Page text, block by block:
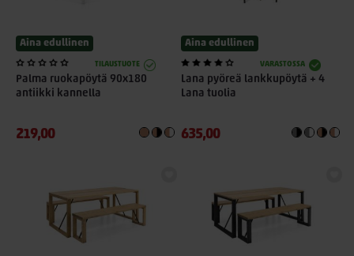
Aina edullinen
TILAUSTUOTE
Palma ruokapöytä 90x180
antiikki kannella
219,00
Aina edullinen
VARASTOSSA
Lana pyöreä lankkupöytä + 4
Lana tuolia
635,00